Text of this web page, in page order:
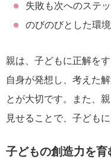
失敗も次へのステ
のびのびとした環
親は、子どもに正解を
自身が発想し、考えた
とが大切です。また、
見せることで、子ども
子どもの創造力を